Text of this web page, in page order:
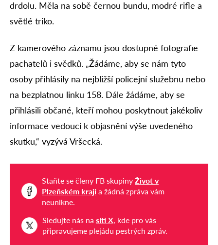
drdolu. Měla na sobě černou bundu, modré rifle a
světlé triko.
Z kamerového záznamu jsou dostupné fotografie
pachatelů i svědků. „Žádáme, aby se nám tyto
osoby přihlásily na nejbližší policejní služebnu nebo
na bezplatnou linku 158. Dále žádáme, aby se
přihlásili občané, kteří mohou poskytnout jakékoliv
informace vedoucí k objasnění výše uvedeného
skutku,“ vyzývá Vršecká.
Staňte se členy FB skupiny Život v
Plzeňském kraji a žádná zpráva vám
neunikne.
Sledujte nás na síti X, kde pro vás
připravujeme plejádu pestrých zpráv.